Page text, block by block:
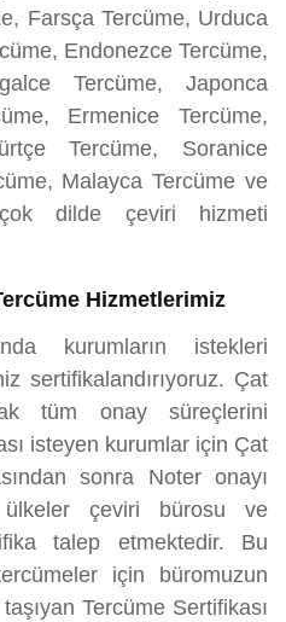
Farsça Tercüme, Urduca
Endonezce Tercüme,
Tercüme, Japonca
Ermenice Tercüme,
Tercüme, Soranice
Malayca Tercüme ve
dilde çeviri hizmeti
Hizmetlerimiz
kurumların istekleri
sertifikalandırıyoruz. Çat
tüm onay süreçlerini
isteyen kurumlar için Çat
sonra Noter onayı
ülkeler çeviri bürosu ve
talep etmektedir. Bu
için büromuzun
Tercüme Sertifikası